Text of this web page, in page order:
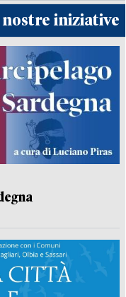
nostre iniziative